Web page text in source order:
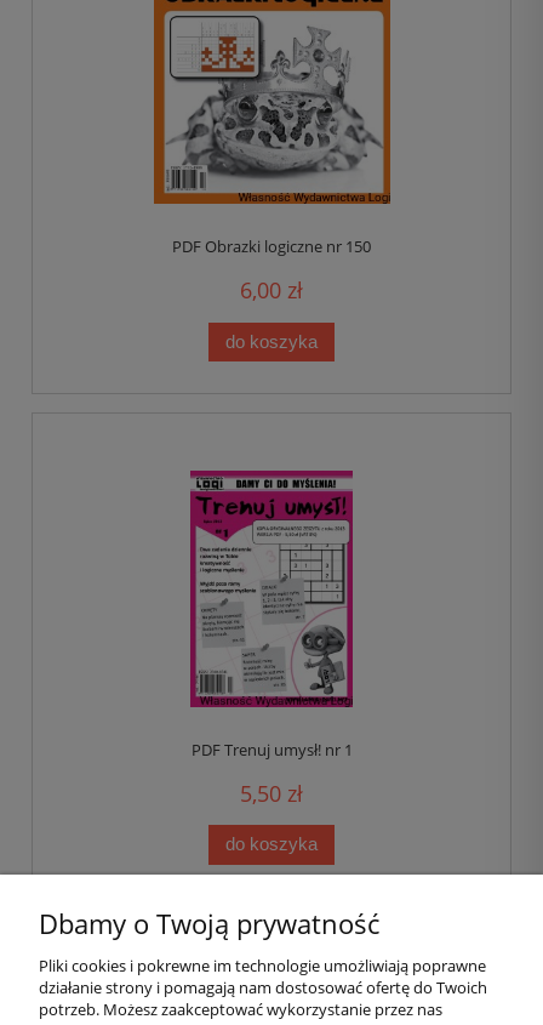
PDF Obrazki logiczne nr 150
6,00 zł
do koszyka
PDF Trenuj umysł! nr 1
5,50 zł
do koszyka
« 1 2 »
Pomoc
Dbamy o Twoją prywatność
Pliki cookies i pokrewne im technologie umożliwiają poprawne
działanie strony i pomagają nam dostosować ofertę do Twoich
potrzeb. Możesz zaakceptować wykorzystanie przez nas